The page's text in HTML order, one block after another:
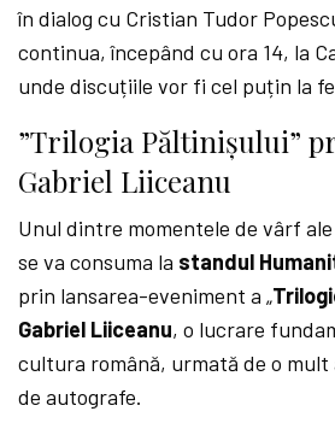
în dialog cu Cristian Tudor
continua, începând cu ora 14, la
unde discuțiile vor fi cel puțin la
”Trilogia Păltinișului”
Gabriel Liiceanu
Unul dintre momentele de vârf
se va consuma la standul
prin lansarea-eveniment a „
Gabriel Liiceanu, o lucrare
cultura română, urmată de o
de autografe.